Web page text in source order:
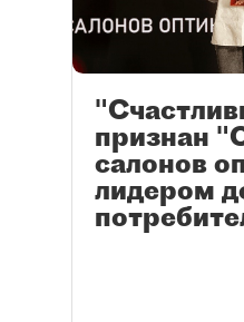
признан
салонов
лидером